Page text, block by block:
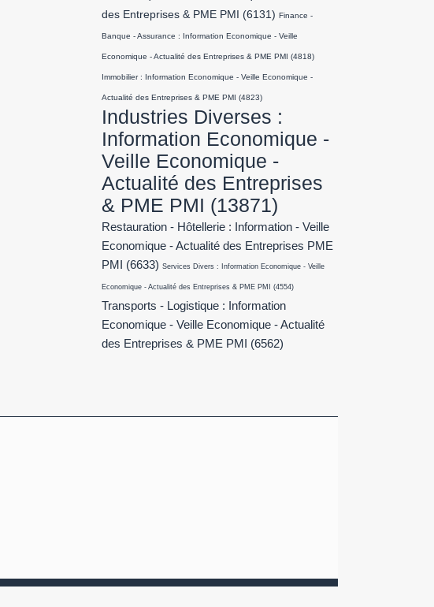
des Entreprises & PME PMI
(6131) Finance -
Banque - Assurance : Information Economique - Veille
Economique - Actualité des Entreprises & PME PMI (4818)
Immobilier : Information Economique - Veille Economique -
Actualité des Entreprises & PME PMI (4823)
Industries Diverses :
Information Economique -
Veille Economique -
Actualité des Entreprises
& PME PMI (13871)
Restauration - Hôtellerie : Information - Veille
Economique - Actualité des Entreprises PME
PMI
(6633) Services Divers : Information Economique - Veille
Economique - Actualité des Entreprises & PME PMI (4554)
Transports - Logistique : Information
Economique - Veille Economique - Actualité
des Entreprises & PME PMI
(6562)